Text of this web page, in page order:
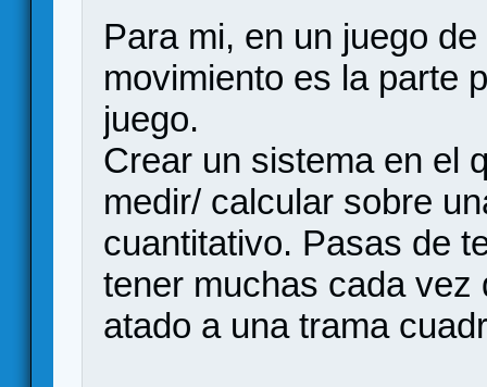
Para mi, en un juego
movimiento es la parte
juego.
Crear un sistema en el
medir/ calcular sobre
cuantitativo. Pasas de
tener muchas cada
atado a una trama